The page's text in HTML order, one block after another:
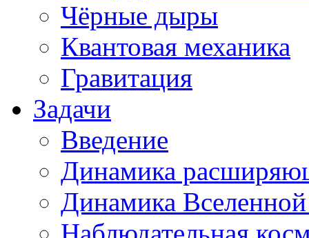
Чёрные дыры
Квантовая механика
Гравитация
Задачи
Введение
Динамика
Динамика